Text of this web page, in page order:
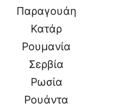
Παραγουάη
Κατάρ
Ρουμανία
Σερβία
Ρωσία
Ρουάντα